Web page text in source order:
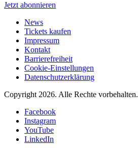
Jetzt abonnieren
News
Tickets kaufen
Impressum
Kontakt
Barrierefreiheit
Cookie-Einstellungen
Datenschutzerklärung
Copyright 2026. Alle Rechte vorbehalten.
Facebook
Instagram
YouTube
LinkedIn